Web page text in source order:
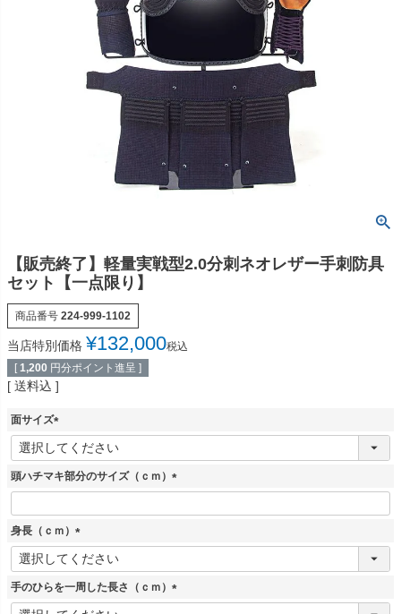
【販売終了】軽量実戦型2.0分刺ネオレザー手刺防具
セット【一点限り】
商品番号 224-999-1102
当店特別価格 ¥132,000税込
[ 1,200 円分ポイント進呈 ]
送料込
面サイズ
(
必
須
頭ハチマキ部分のサイズ（ｃｍ）
(
)
身長（ｃｍ）
(
必
須
手のひらを一周した長さ（ｃｍ）
(